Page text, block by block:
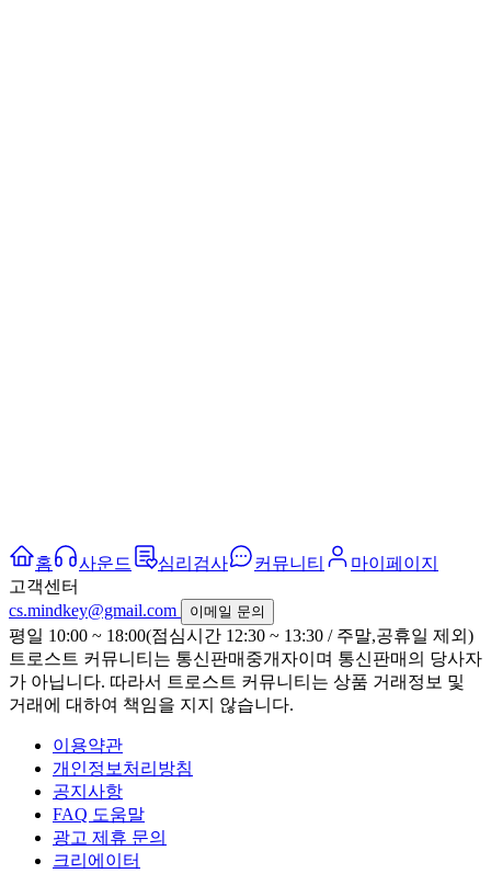
홈 사운드 심리검사 커뮤니티
마이페이지
고객센터
cs.mindkey@gmail.com
이메일 문의
평일 10:00 ~ 18:00(점심시간 12:30 ~ 13:30 / 주말,공휴일 제외)
트로스트 커뮤니티는 통신판매중개자이며 통신판매의 당사자
가 아닙니다. 따라서 트로스트 커뮤니티는 상품 거래정보 및
거래에 대하여 책임을 지지 않습니다.
이용약관
개인정보처리방침
공지사항
FAQ 도움말
광고 제휴 문의
크리에이터